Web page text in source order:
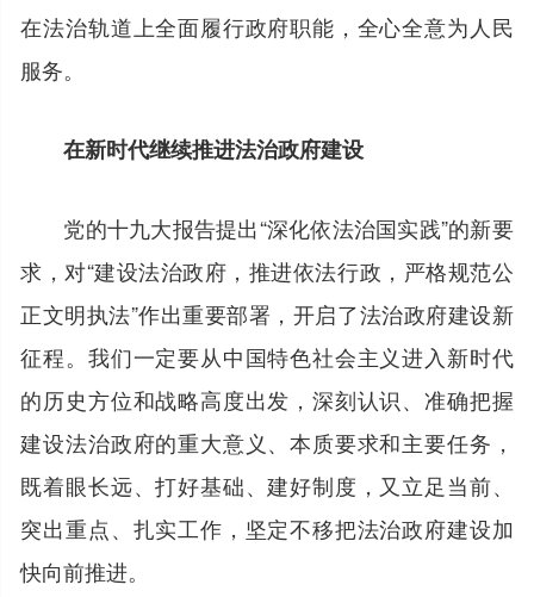
在法治轨道上全面履行政府职能，全心全意为人民
服务。
在新时代继续推进法治政府建设
党的十九大报告提出“深化依法治国实践”的新要
求，对“建设法治政府，推进依法行政，严格规范公
正文明执法”作出重要部署，开启了法治政府建设新
征程。我们一定要从中国特色社会主义进入新时代
的历史方位和战略高度出发，深刻认识、准确把握
建设法治政府的重大意义、本质要求和主要任务，
既着眼长远、打好基础、建好制度，又立足当前、
突出重点、扎实工作，坚定不移把法治政府建设加
快向前推进。